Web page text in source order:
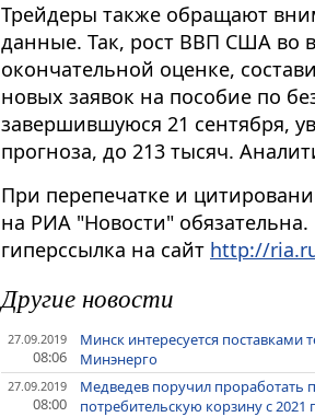
Трейдеры также обращают
данные. Так, рост ВВП США во
окончательной оценке,
новых заявок на пособие по
завершившуюся 21 сентября,
прогноза, до 213 тысяч.
При перепечатке и
на РИА "Новости"
гиперссылка на сайт http://
Другие новости
27.09.2019
08:06
Минск интересуется поставками
Минэнерго
27.09.2019
08:00
Медведев поручил проработать
потребительскую корзину с 2021